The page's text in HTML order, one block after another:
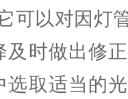
可以对因灯
及时做出修
选取适当的